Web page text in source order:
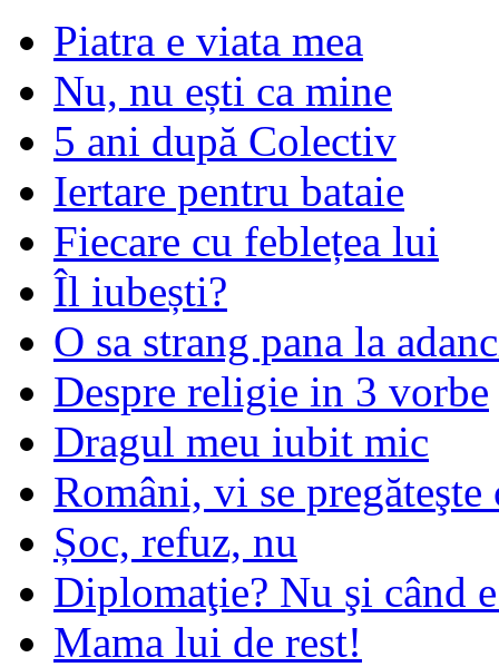
Piatra e viata mea
Nu, nu ești ca mine
5 ani după Colectiv
Iertare pentru bataie
Fiecare cu feblețea lui
Îl iubești?
O sa strang pana la
Despre religie in 3 vorbe
Dragul meu iubit mic
Români, vi se pregăteşte
Șoc, refuz, nu
Diplomaţie? Nu şi când
Mama lui de rest!